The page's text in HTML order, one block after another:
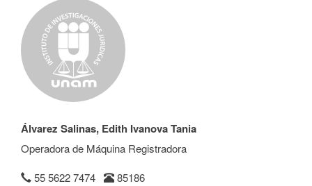
Álvarez Salinas, Edith Ivanova Tania
Operadora de Máquina Registradora
55 5622 7474
85186